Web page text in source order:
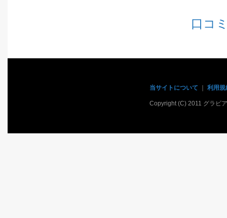
口コ
当サイトについて 利用規
Copyright (C) 2011 グラビ